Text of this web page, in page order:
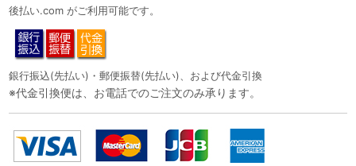
後払い.com がご利用可能です。
銀行振込(先払い)・郵便振替(先払い)、および代金引換
※代金引換便は、お電話でのご注文のみ承ります。